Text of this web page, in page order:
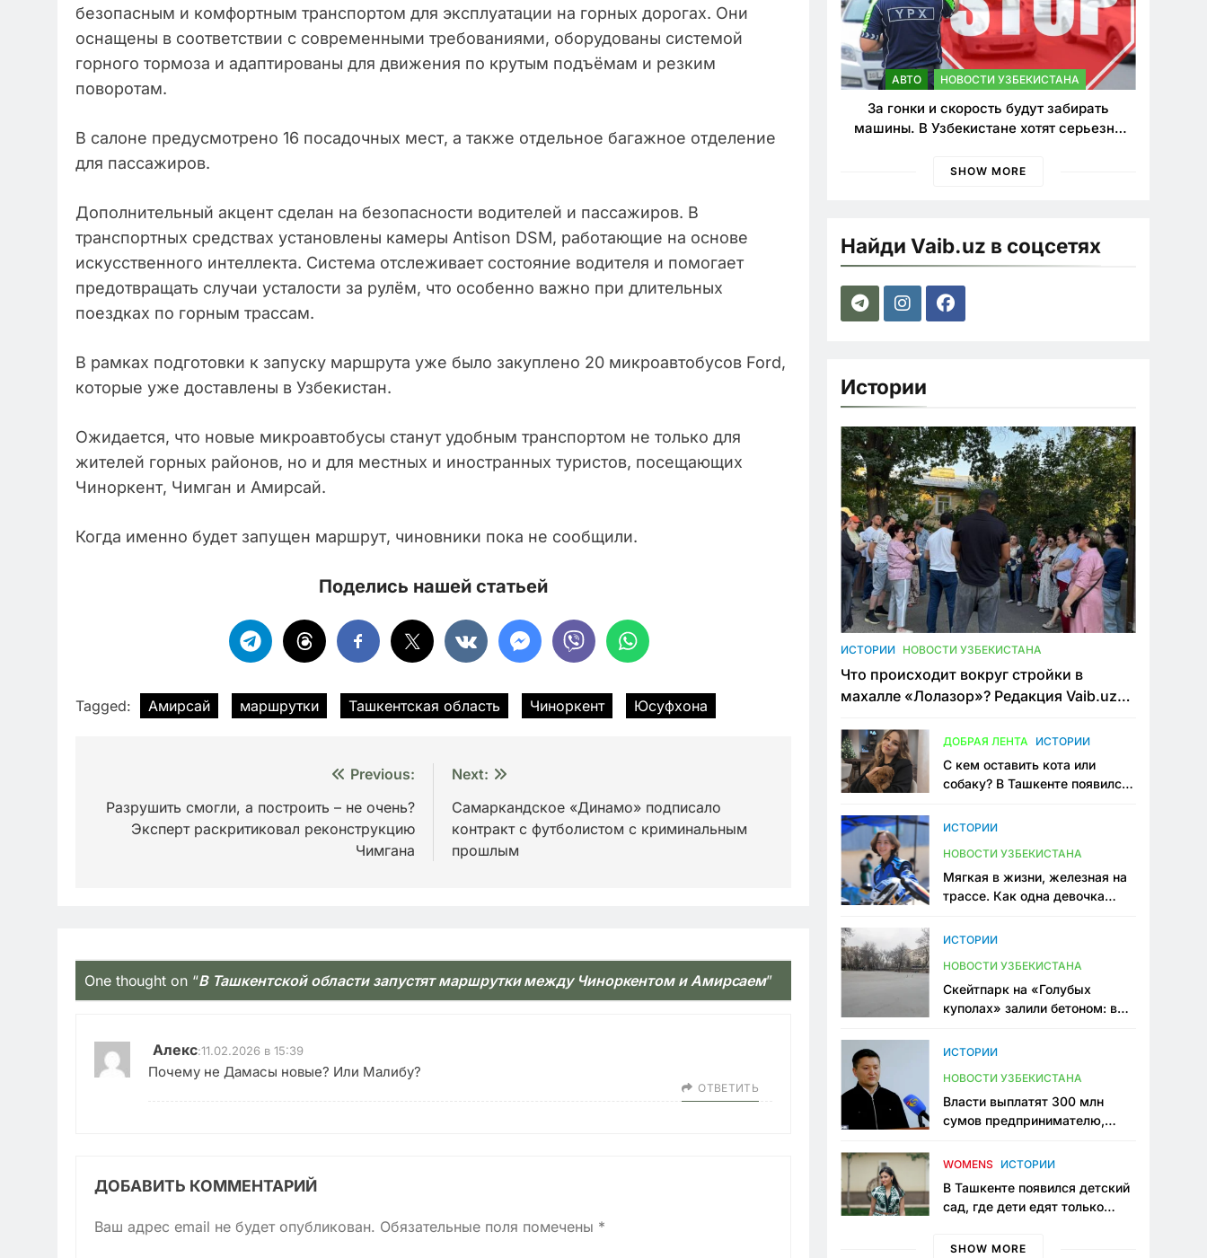
безопасным и комфортным транспортом для эксплуатации на горных дорогах. Они
оснащены в соответствии с современными требованиями, оборудованы системой
горного тормоза и адаптированы для движения по крутым подъёмам и резким
поворотам.
В салоне предусмотрено 16 посадочных мест, а также отдельное багажное отделение
для пассажиров.
Дополнительный акцент сделан на безопасности водителей и пассажиров. В
транспортных средствах установлены камеры Antison DSM, работающие на основе
искусственного интеллекта. Система отслеживает состояние водителя и помогает
предотвращать случаи усталости за рулём, что особенно важно при длительных
поездках по горным трассам.
В рамках подготовки к запуску маршрута уже было закуплено 20 микроавтобусов Ford,
которые уже доставлены в Узбекистан.
Ожидается, что новые микроавтобусы станут удобным транспортом не только для
жителей горных районов, но и для местных и иностранных туристов, посещающих
Чиноркент, Чимган и Амирсай.
Когда именно будет запущен маршрут, чиновники пока не сообщили.
Поделись нашей статьей
Tagged: Амирсай маршрутки Ташкентская область Чиноркент Юсуфхона
по
записям
Previous:
Разрушить смогли, а построить – не очень?
Эксперт раскритиковал реконструкцию
Чимгана
Next:
Самаркандское «Динамо» подписало
контракт с футболистом с криминальным
прошлым
One thought on “В Ташкентской области запустят маршрутки между Чиноркентом и Амирсаем”
Алекс:11.02.2026 в 15:39
Почему не Дамасы новые? Или Малибу?
ОТВЕТИТЬ
ДОБАВИТЬ КОММЕНТАРИЙ
Ваш адрес email не будет опубликован. Обязательные поля помечены *
АВТО НОВОСТИ УЗБЕКИСТАНА
За гонки и скорость будут забирать
машины. В Узбекистане хотят серьезно
SHOW MORE
Найди Vaib.uz в соцсетях
Истории
ИСТОРИИ НОВОСТИ УЗБЕКИСТАНА
Что происходит вокруг стройки в
махалле «Лолазор»? Редакция Vaib.uz
конфликта
ДОБРАЯ ЛЕНТА ИСТОРИИ
С кем оставить кота или
собаку? В Ташкенте появился
ИСТОРИИ
НОВОСТИ УЗБЕКИСТАНА
Мягкая в жизни, железная на
трассе. Как одна девочка
Узбекистане
ИСТОРИИ
НОВОСТИ УЗБЕКИСТАНА
Скейтпарк на «Голубых
куполах» залили бетоном: в
одно общественное
ИСТОРИИ
НОВОСТИ УЗБЕКИСТАНА
Власти выплатят 300 млн
сумов предпринимателю,
тюрьме по незаконному
WOMENS ИСТОРИИ
В Ташкенте появился детский
сад, где дети едят только
мама, которая устала просить
SHOW MORE